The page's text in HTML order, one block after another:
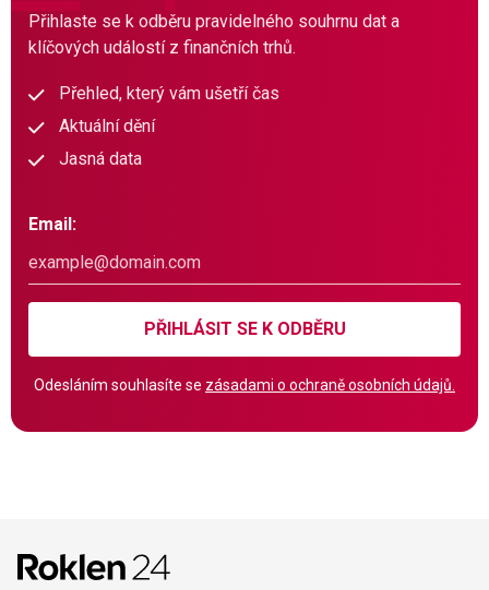
Přihlaste se k odběru pravidelného souhrnu dat a
klíčových událostí z finančních trhů.
Přehled, který vám ušetří čas
Aktuální dění
Jasná data
Email:
PŘIHLÁSIT SE K ODBĚRU
Odesláním souhlasíte se zásadami o ochraně osobních údajů.